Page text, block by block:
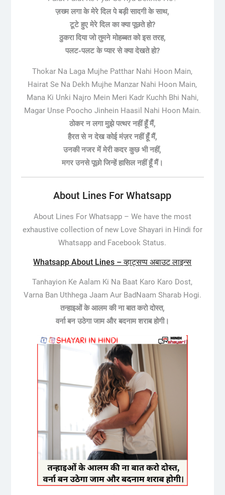
ज़ख्म लगा के मेरे दिल पे बड़ी सादगी के साथ,
टूटे हुए मेरे दिल का क्या पूछते हो?
ठुकरा दिया जो तुमने मोहब्बत को इस तरह,
पलट-पलट के प्यार से क्या देखते हो?
Thokar Na Laga Mujhe Patthar Nahi Hoon Main,
Hairat Se Na Dekh Mujhe Manzar Nahi Hoon Main,
Mana Ki Unki Najro Mein Meri Kadr Kuchh Bhi Nahi,
Magar Unse Poocho Jinhein Haasil Nahi Hoon Main.
ठोकर न लगा मुझे पत्थर नहीं हूँ मैं,
हैरत से न देख कोई मंज़र नहीं हूँ मैं,
उनकी नजर में मेरी कदर कुछ भी नहीं,
मगर उनसे पूछो जिन्हें हासिल नहीं हूँ मैं।
About Lines For Whatsapp
About Lines For Whatsapp – We have the most
exhaustive collection of new Love Shayari in Hindi for
Whatsapp and Facebook Status.
Whatsapp About Lines – व्हाट्सप्प अबाउट लाइन्स
Tanhayion Ke Aalam Ki Na Baat Karo Karo Dost,
Varna Ban Uthhega Jaam Aur BadNaam Sharab Hogi.
तन्हाइओं के आलम की ना बात करो दोस्त,
वर्ना बन उठेगा जाम और बदनाम शराब होगी।